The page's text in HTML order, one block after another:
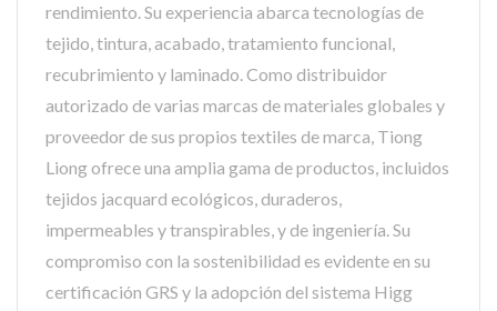
rendimiento. Su experiencia abarca tecnologías de
tejido, tintura, acabado, tratamiento funcional,
recubrimiento y laminado. Como distribuidor
autorizado de varias marcas de materiales globales y
proveedor de sus propios textiles de marca, Tiong
Liong ofrece una amplia gama de productos, incluidos
tejidos jacquard ecológicos, duraderos,
impermeables y transpirables, y de ingeniería. Su
compromiso con la sostenibilidad es evidente en su
certificación GRS y la adopción del sistema Higg